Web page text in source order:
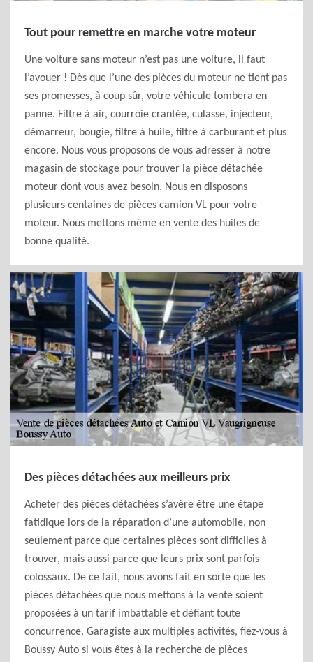
Tout pour remettre en marche votre moteur
Une voiture sans moteur n’est pas une voiture, il faut
l’avouer ! Dès que l’une des pièces du moteur ne tient pas
ses promesses, à coup sûr, votre véhicule tombera en
panne. Filtre à air, courroie crantée, culasse, injecteur,
démarreur, bougie, filtre à huile, filtre à carburant et plus
encore. Nous vous proposons de vous adresser à notre
magasin de stockage pour trouver la pièce détachée
moteur dont vous avez besoin. Nous en disposons
plusieurs centaines de pièces camion VL pour votre
moteur. Nous mettons même en vente des huiles de
bonne qualité.
Des pièces détachées aux meilleurs prix
Acheter des pièces détachées s’avère être une étape
fatidique lors de la réparation d’une automobile, non
seulement parce que certaines pièces sont difficiles à
trouver, mais aussi parce que leurs prix sont parfois
colossaux. De ce fait, nous avons fait en sorte que les
pièces détachées que nous mettons à la vente soient
proposées à un tarif imbattable et défiant toute
concurrence. Garagiste aux multiples activités, fiez-vous à
Boussy Auto si vous êtes à la recherche de pièces